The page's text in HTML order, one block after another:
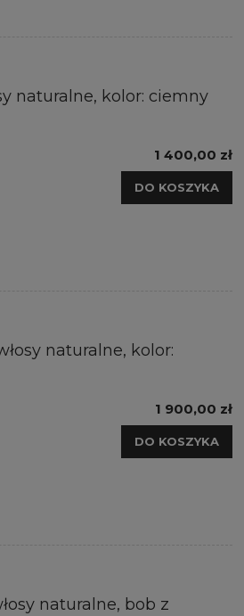
naturalne, kolor: ciemny
1 400,00 zł
DO KOSZYKA
naturalne, kolor:
1 900,00 zł
DO KOSZYKA
naturalne, bob z